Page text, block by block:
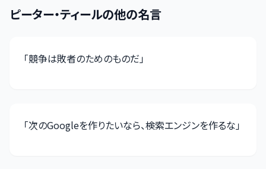
ピーター・ティールの他の名言
「競争は敗者のためのものだ」
「次のGoogleを作りたいなら、検索エンジンを作るな」